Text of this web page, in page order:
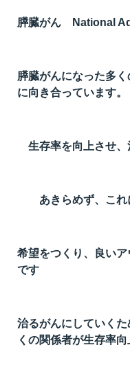
膵臓がん National
膵臓がんになった多
に向き合っています。
生存率を向上させ
あきらめず、こ
希望をつくり、良い
です
治るがんにしていく
くの関係者が生存率